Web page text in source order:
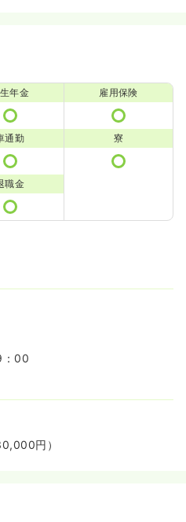
年金 雇用保険
通勤 寮
職金
：00
円）